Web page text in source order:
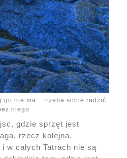
go nie ma... trzeba sobie radzić
niego
gdzie sprzęt jest
rzecz kolejna.
w całych Tatrach nie są